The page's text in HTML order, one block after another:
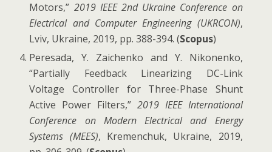
Motors,” 2019 IEEE 2nd Ukraine Conference on
Electrical and Computer Engineering (UKRCON),
Lviv, Ukraine, 2019, pp. 388-394. (Scopus)
Peresada, Y. Zaichenko and Y. Nikonenko,
“Partially Feedback Linearizing DC-Link
Voltage Controller for Three-Phase Shunt
Active Power Filters,” 2019 IEEE International
Conference on Modern Electrical and Energy
Systems (MEES), Kremenchuk, Ukraine, 2019,